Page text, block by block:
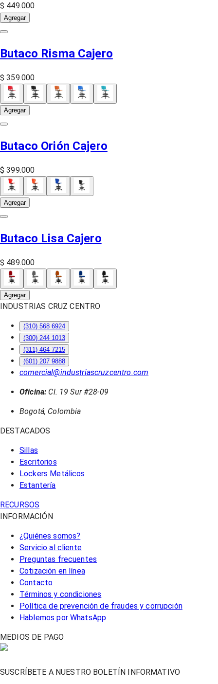
$ 449.000
Agregar
Butaco Risma Cajero
$ 359.000
Agregar
Butaco Orión Cajero
$ 399.000
Agregar
Butaco Lisa Cajero
$ 489.000
Agregar
INDUSTRIAS CRUZ CENTRO
(310) 568 6924
(300) 244 1013
(311) 464 7215
(601) 207 9888
comercial@industriascruzcentro.com
Oficina: Cl. 19 Sur #28-09
Bogotá, Colombia
DESTACADOS
Sillas
Escritorios
Lockers Metálicos
Estantería
RECURSOS
INFORMACIÓN
¿Quiénes somos?
Servicio al cliente
Preguntas frecuentes
Cotización en línea
Contacto
Términos y condiciones
Política de prevención de fraudes y corrupción
Hablemos por WhatsApp
MEDIOS DE PAGO
SUSCRÍBETE A NUESTRO BOLETÍN INFORMATIVO